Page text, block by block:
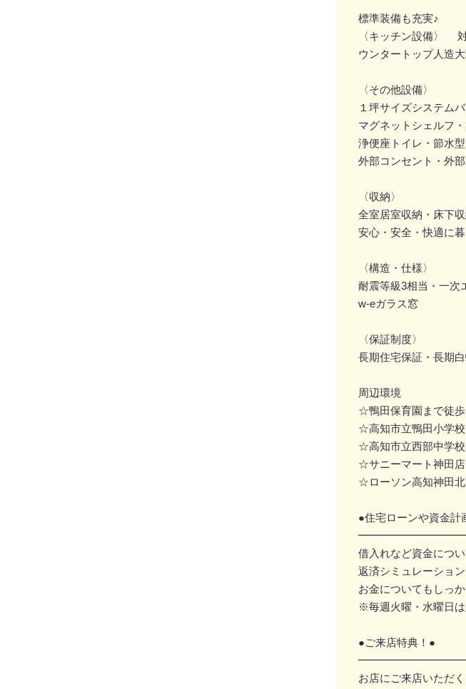
標準装備も充実♪
〈キッチン設備〉
ウンタートップ人造
〈その他設備〉
１坪サイズシステム
マグネットシェルフ
浄便座トイレ・節水
外部コンセント・外
〈収納〉
全室居室収納・床下
安心・安全・快適に
〈構造・仕様〉
耐震等級3相当・一次
w-eガラス窓
〈保証制度〉
長期住宅保証・長期
周辺環境
☆鴨田保育園まで徒歩
☆高知市立鴨田小学校
☆高知市立西部中学校
☆サニーマート神田店
☆ローソン高知神田北
●住宅ローンや資金計
借入れなど資金につ
返済シミュレーショ
お金についてもしっ
※毎週火曜・水曜日は
●ご来店特典！●
お店にご来店いただ